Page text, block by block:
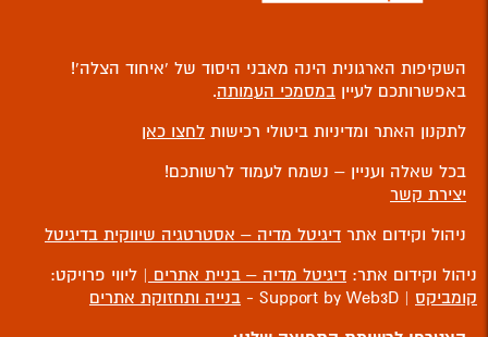
השקיפות הארגונית הינה מאבני היסוד של ‘איחוד הצלה’!
באפשרותכם לעיין במסמכי העמותה.
לתקנון האתר ומדיניות ביטולי רכישות לחצו כאן
בכל שאלה ועניין – נשמח לעמוד לרשותכם!
יצירת קשר
ניהול וקידום אתר דיגיטל מדיה – אסטרטגיה שיווקית בדיגיטל
ניהול וקידום אתר: דיגיטל מדיה – בניית אתרים | ליווי פרויקט:
קומביקס | Support by Web3D -
בנייה ותחזוקת אתרים